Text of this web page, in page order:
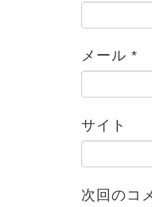
ブログメール*
サイト
次回のコ